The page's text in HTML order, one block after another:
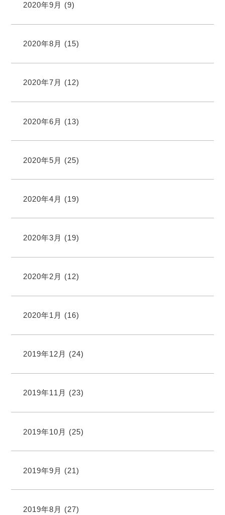
2020年9月 (9)
2020年8月 (15)
2020年7月 (12)
2020年6月 (13)
2020年5月 (25)
2020年4月 (19)
2020年3月 (19)
2020年2月 (12)
2020年1月 (16)
2019年12月 (24)
2019年11月 (23)
2019年10月 (25)
2019年9月 (21)
2019年8月 (27)